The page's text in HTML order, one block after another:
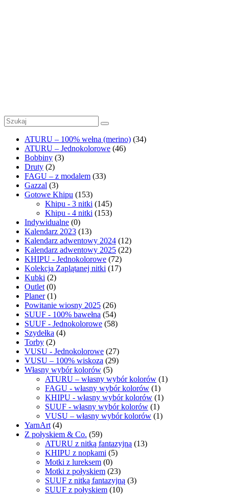
ATURU – 100% wełna (merino) (34)
ATURU – Jednokolorowe (46)
Bobbiny (3)
Druty (2)
FAGU – z modalem (33)
Gazzal (3)
Gotowe Khipu (153)
Khipu - 3 nitki (145)
Khipu - 4 nitki (153)
Indywidualne (0)
Kalendarz 2023 (13)
Kalendarz adwentowy 2024 (12)
Kalendarz adwentowy 2025 (22)
KHIPU - Jednokolorowe (72)
Kolekcja Zaplątanej nitki (17)
Kubki (2)
Outlet (0)
Planer (1)
Powitanie wiosny 2025 (26)
SUUF - 100% bawełna (54)
SUUF - Jednokolorowe (58)
Szydełka (4)
Torby (2)
VUSU - Jednokolorowe (27)
VUSU – 100% wiskoza (29)
Własny wybór kolorów (5)
ATURU – własny wybór kolorów (1)
FAGU - własny wybór kolorów (1)
KHIPU - własny wybór kolorów (1)
SUUF - własny wybór kolorów (1)
VUSU – własny wybór kolorów (1)
YarnArt (4)
Z połyskiem & Co. (59)
ATURU z nitką fantazyjną (13)
KHIPU z nopkami (5)
Motki z lureksem (0)
Motki z połyskiem (23)
SUUF z nitką fantazyjną (3)
SUUF z połyskiem (10)